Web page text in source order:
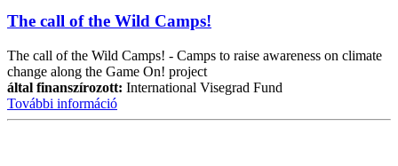
The call of the Wild Camps!
The call of the Wild Camps! - Camps to raise awareness on climate
change along the Game On! project
által finanszírozott: International Visegrad Fund
További információ